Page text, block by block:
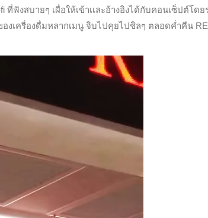
ที่ฟังสบายๆ เผื่อให้เข้าเเละอ้างอิงได้กับคอนเซ็ปต์โด
เครื่องดื่มหลากเมนู จิบไปคุยไปชิลๆ ตลอดค่ำคืน